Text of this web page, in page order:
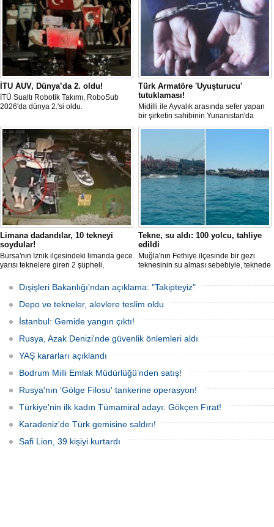
İTU AUV, Dünya’da 2. oldu!
İTÜ Sualtı Robotik Takımı, RoboSub
2026'da dünya 2.'si oldu.
Türk Armatöre 'Uyuşturucu'
tutuklaması!
Midilli ile Ayvalık arasında sefer yapan
bir şirketin sahibinin Yunanistan'da
tutuklandığı bildirildi.
Limana dadandılar, 10 tekneyi
soydular!
Bursa'nın İznik ilçesindeki limanda gece
yarısı teknelere giren 2 şüpheli,
çaldı. Olay, güvenlik kameralarına
yansıdı, tekne sahiplerinin ihbarıyla
jandarma inceleme başlattı.
Tekne, su aldı: 100 yolcu, tahliye
edildi
Muğla'nın Fethiye ilçesinde bir gezi
teknesinin su alması sebebiyle, teknede
teknenin batmaması için bölgede
kurtarma çalışması başlatıldı.
Dışişleri Bakanlığı'ndan açıklama: "Takipteyiz"
Depo ve tekneler, alevlere teslim oldu
İstanbul: Gemide yangın çıktı!
Rusya, Azak Denizi'nde güvenlik önlemleri aldı
YAŞ kararları açıklandı
Bodrum Milli Emlak Müdürlüğü’nden satış!
Rusya'nın 'Gölge Filosu' tankerine operasyon!
Türkiye'nin ilk kadın Tümamiral adayı: Gökçen Fırat!
Karadeniz'de Türk gemisine saldırı!
Safi Lion, 39 kişiyi kurtardı